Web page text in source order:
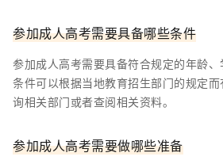
参加成人高考需要具备哪些条件
参加成人高考需要具备符合规定的年龄
条件可以根据当地教育招生部门的规定
询相关部门或者查阅相关资料。
参加成人高考需要做哪些准备